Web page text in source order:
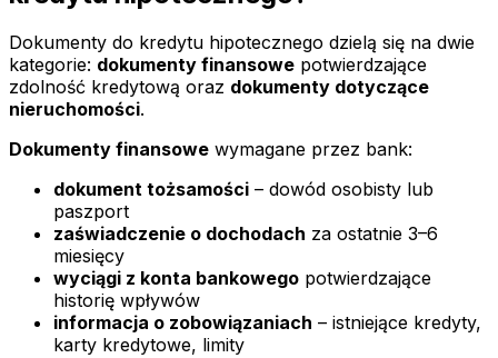
Dokumenty do kredytu hipotecznego dzielą się na dwie
kategorie: dokumenty finansowe potwierdzające
zdolność kredytową oraz dokumenty dotyczące
nieruchomości.
Dokumenty finansowe wymagane przez bank:
dokument tożsamości – dowód osobisty lub
paszport
zaświadczenie o dochodach za ostatnie 3–6
miesięcy
wyciągi z konta bankowego potwierdzające
historię wpływów
informacja o zobowiązaniach – istniejące kredyty,
karty kredytowe, limity